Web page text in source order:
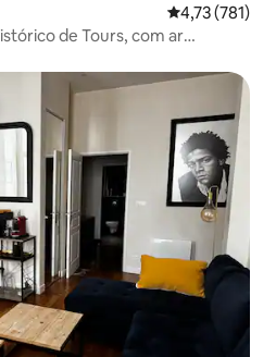
Classificação
4,73 (781)
de Tours, com ar